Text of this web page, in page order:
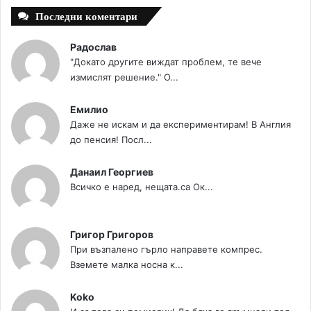
Последни коментари
Радослав
"Докато другите виждат проблем, те вече
измислят решение." О...
Емилио
Даже не искам и да експериментирам! В Англия
до пенсия! Посл...
Данаил Георгиев
Всичко е наред, нещата.са Ок...
Григор Григоров
При възпалено гърло направете компрес.
Вземете малка носна к...
Koko